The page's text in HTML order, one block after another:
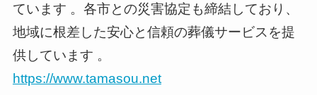
ています 。各市との災害協定も締結しており、
地域に根差した安心と信頼の葬儀サービスを提
供しています 。
https://www.tamasou.net